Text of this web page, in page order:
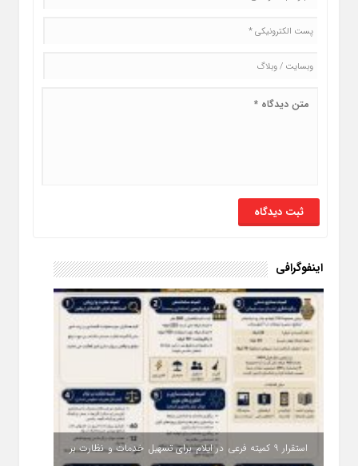
اینفوگرافی
استقرار ۹ کمیته فرعی در ایلام برای تسهیل خدمات و نظارت بر